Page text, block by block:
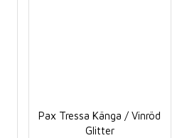
Pax Tressa Känga / Vinröd
Glitter